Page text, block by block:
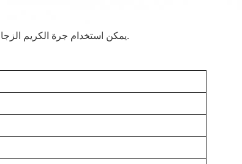
يمكن استخدام جرة الكريمذات الغطاء لتغليف العناية بالبشرة. يمكننا تقديم خدمة مخصصة حسب متطلباتك.